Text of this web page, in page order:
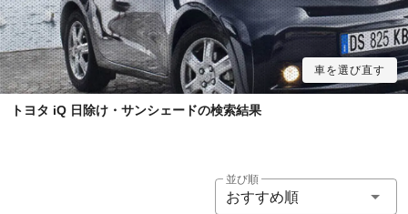
車を選び直す
トヨタ iQ 日除け・サンシェードの検索結果
並び順
おすすめ順